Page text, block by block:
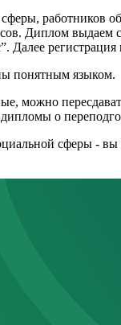
работников
Диплом выдаем
понятным языком.
можно
о
сферы -